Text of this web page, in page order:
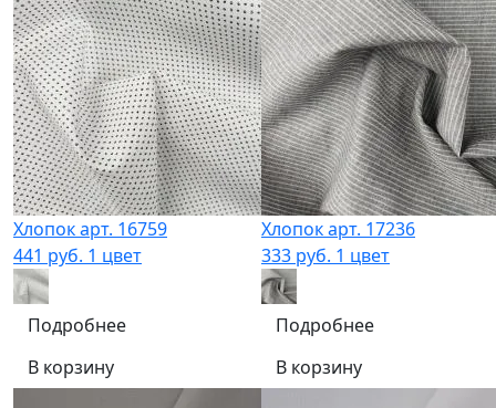
Хлопок арт. 16759
441 руб. 1 цвет
Подробнее
В корзину
Хлопок арт. 17236
333 руб. 1 цвет
Подробнее
В корзину